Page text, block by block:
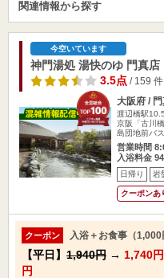
関連情報から探す
今空いています
神門湯処 湯快のゆ 門真店
3.5点/ 159 件
大阪府 /
渡辺橋駅
京阪「古川
島団地前バ
営業時間
入浴料金
日帰り 岩
クーポンあ
クーポン 入浴＋お食事（
【平日】 1,940円 → 1,740円
円